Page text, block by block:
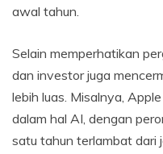
awal tahun.
Selain memperhatikan
dan investor juga
lebih luas. Misalnya,
dalam hal AI, dengan
satu tahun terlambat dari